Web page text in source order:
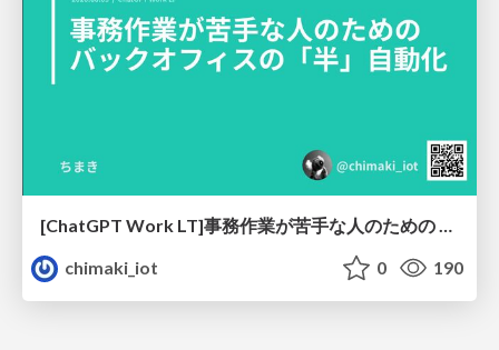
[ChatGPT Work LT]事務作業が苦手な人のための バックオフィスの「半」自動化
chimaki_iot
0 190